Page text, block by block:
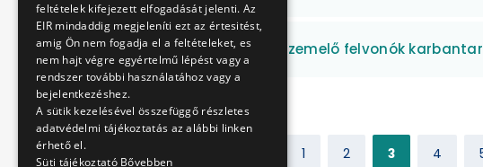
Az M4 metróvonalon üzemelő felvonók
1 2 3 4
feltételek kifejezett elfogadását jelenti. Az
EIR mindaddig megjeleníti ezt az értesitést,
amig Ön nem fogadja el a feltételeket, es
nem hajt végre egyértelmű lépést vagy a
rendszer további használatához vagy a
bejelentkezéshez.
A sütik kezelésével összefüggő részletes
adatvédelmi tájékoztatás az alábbi linken
érhető el.
Süti tájékoztató Bővebben